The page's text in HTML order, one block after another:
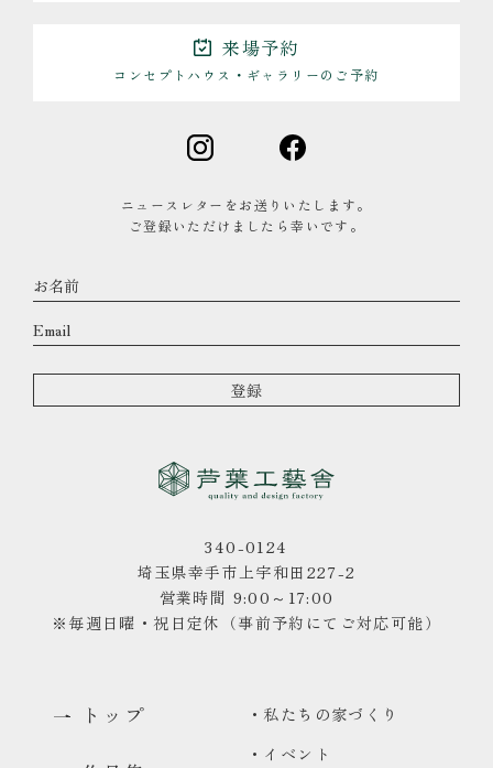
来場予約
コンセプトハウス・ギャラリーのご予約
ニュースレターをお送りいたします。
ご登録いただけましたら幸いです。
340-0124
埼玉県幸手市上宇和田227-2
営業時間 9:00～17:00
※毎週日曜・祝日定休（事前予約にてご対応可能）
トップ
・私たちの家づくり
・イベント